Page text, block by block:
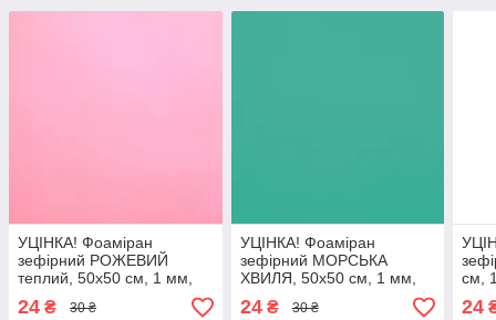
УЦІНКА! Фоаміран
зефірний РОЖЕВИЙ
теплий, 50x50 см, 1 мм,
Китай
24 ₴ 30 ₴
УЦІНКА! Фоаміран
зефірний МОРСЬКА
ХВИЛЯ, 50x50 см, 1 мм,
Китай
24₴ 30 ₴
см,
24